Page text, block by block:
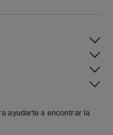
ayudarte a encontrar la